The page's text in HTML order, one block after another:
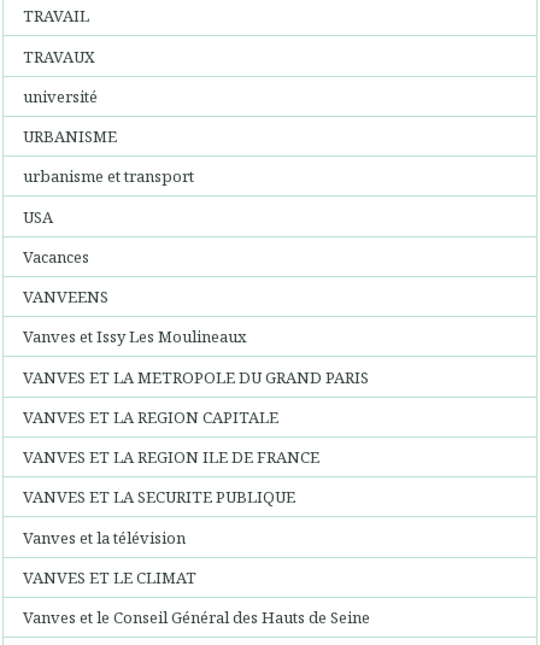
TRAVAIL
TRAVAUX
université
URBANISME
urbanisme et transport
USA
Vacances
VANVEENS
Vanves et Issy Les Moulineaux
VANVES ET LA METROPOLE DU GRAND PARIS
VANVES ET LA REGION CAPITALE
VANVES ET LA REGION ILE DE FRANCE
VANVES ET LA SECURITE PUBLIQUE
Vanves et la télévision
VANVES ET LE CLIMAT
Vanves et le Conseil Général des Hauts de Seine